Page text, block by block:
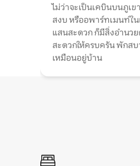
ไม่ว่าจะเป็นเคบินบนภูเข
สงบ หรืออพาร์ทเมนท์ใน
แสนสะดวก ก็มีสิ่งอำนว
สะดวกให้ครบครัน พักสบ
เหมือนอยู่บ้าน